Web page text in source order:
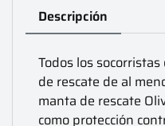
Descripción
Todos los
de rescate de al
manta de rescate
como protección